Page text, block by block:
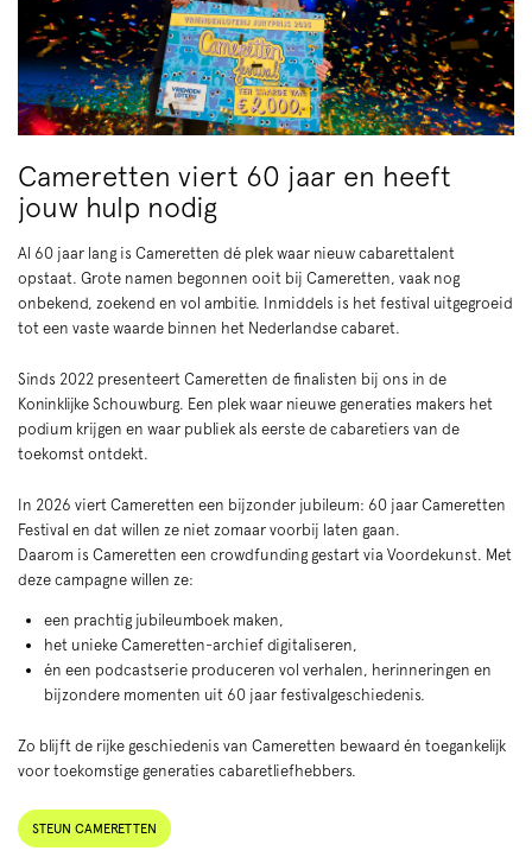
Cameretten viert 60 jaar en heeft
jouw hulp nodig
Al 60 jaar lang is Cameretten dé plek waar nieuw cabarettalent
opstaat. Grote namen begonnen ooit bij Cameretten, vaak nog
onbekend, zoekend en vol ambitie. Inmiddels is het festival uitgegroeid
tot een vaste waarde binnen het Nederlandse cabaret.
Sinds 2022 presenteert Cameretten de finalisten bij ons in de
Koninklijke Schouwburg. Een plek waar nieuwe generaties makers het
podium krijgen en waar publiek als eerste de cabaretiers van de
toekomst ontdekt.
In 2026 viert Cameretten een bijzonder jubileum: 60 jaar Cameretten
Festival en dat willen ze niet zomaar voorbij laten gaan.
Daarom is Cameretten een crowdfunding gestart via Voordekunst. Met
deze campagne willen ze:
een prachtig jubileumboek maken,
het unieke Cameretten-archief digitaliseren,
én een podcastserie produceren vol verhalen, herinneringen en
bijzondere momenten uit 60 jaar festivalgeschiedenis.
Zo blijft de rijke geschiedenis van Cameretten bewaard én toegankelijk
voor toekomstige generaties cabaretliefhebbers.
STEUN CAMERETTEN
Inzoomen Inzoomen